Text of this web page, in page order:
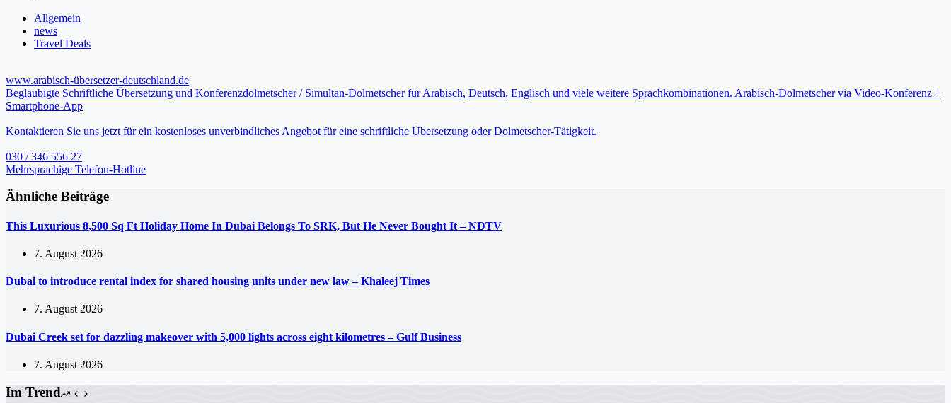
Allgemein
news
Travel Deals
www.arabisch-übersetzer-deutschland.de
Beglaubigte Schriftliche Übersetzung und Konferenzdolmetscher / Simultan-Dolmetscher für Arabisch, Deutsch, Englisch und viele weitere Sprachkombinationen. Arabisch-Dolmetscher via Video-Konferenz +
Smartphone-App
Kontaktieren Sie uns jetzt für ein kostenloses unverbindliches Angebot für eine schriftliche Übersetzung oder Dolmetscher-Tätigkeit.
030 / 346 556 27
Mehrsprachige Telefon-Hotline
Ähnliche Beiträge
This Luxurious 8,500 Sq Ft Holiday Home In Dubai Belongs To SRK, But He Never Bought It – NDTV
7. August 2026
Dubai to introduce rental index for shared housing units under new law – Khaleej Times
7. August 2026
Dubai Creek set for dazzling makeover with 5,000 lights across eight kilometres – Gulf Business
7. August 2026
Im Trend